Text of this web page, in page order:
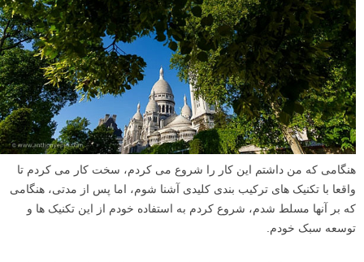
من معتقدم که نباید از یک قانون بیش از حد استفاده کرد، چون در آخر تمام
عکس های شما مثل هم به نظر خواهند رسید. اجازه ندهید قوانین شما را
محدود کنند. آنها یک سکوی پرش عالی برای عکاسی شما، یا راهی برای کمک
به تازه کردن دید شما هستند، تا بتوانید ترکیب بندی را به شیوه ای متفاوت
آغاز کنید.